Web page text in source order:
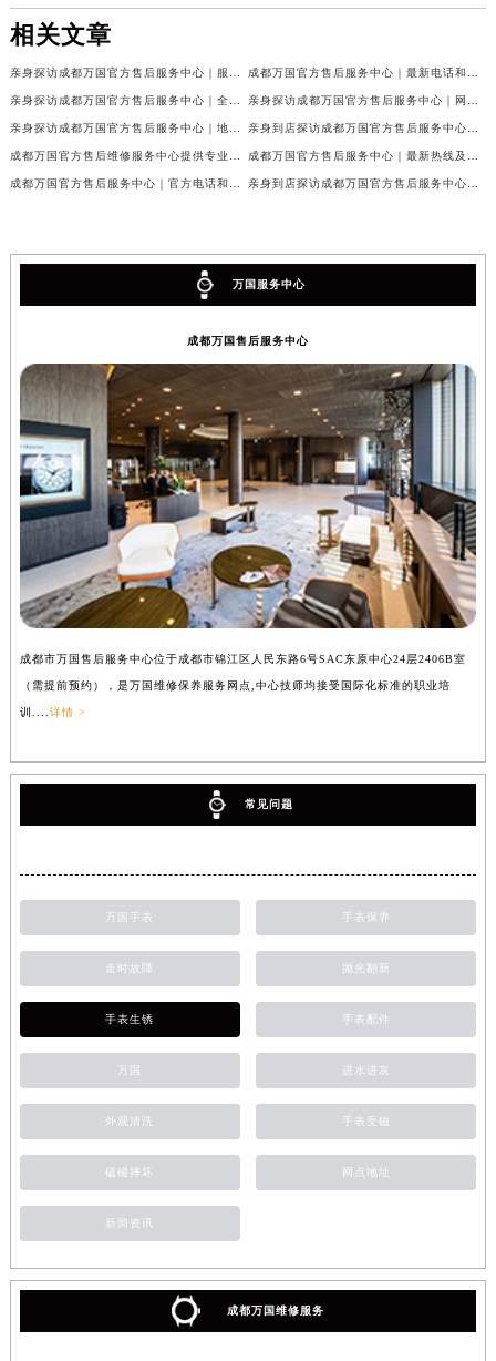
相关文章
万国服务中心
成都万国售后服务中心
成都市万国售后服务中心位于成都市锦江区人民东路6号SAC东原中心24层2406B室
（需提前预约），是万国维修保养服务网点,中心技师均接受国际化标准的职业培
训.... 详情 >
常见问题
万国手表 手表保养
走时故障 抛光翻新
手表生锈 手表配件
万国 进水进灰
外观清洗 手表受磁
磕碰摔坏 网点地址
新闻资讯
成都万国维修服务